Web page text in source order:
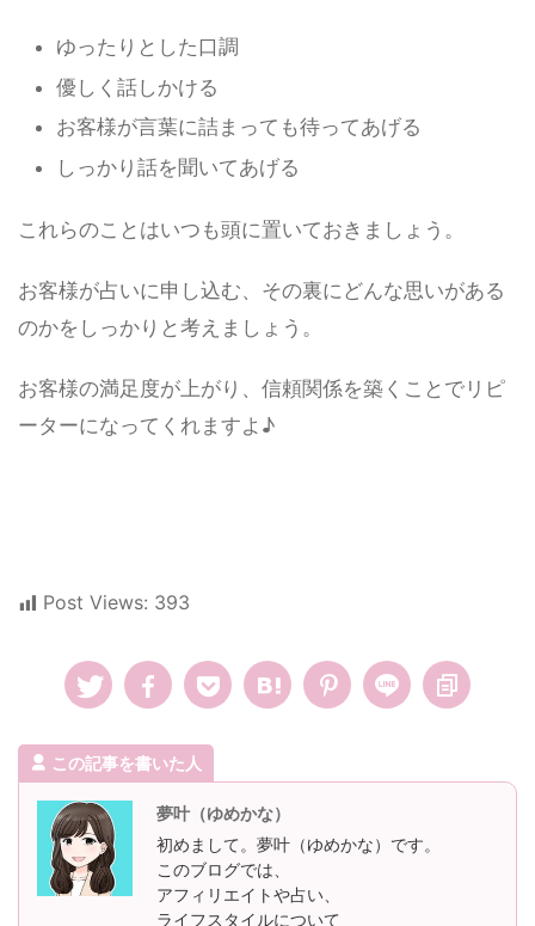
ゆったりとした口調
優しく話しかける
お客様が言葉に詰まっても待ってあげる
しっかり話を聞いてあげる
これらのことはいつも頭に置いておきましょう。
お客様が占いに申し込む、その裏にどんな思いがある
のかをしっかりと考えましょう。
お客様の満足度が上がり、信頼関係を築くことでリピ
ーターになってくれますよ♪
Post Views: 393
この記事を書いた人
夢叶（ゆめかな）
初めまして。夢叶（ゆめかな）です。
このブログでは、
アフィリエイトや占い、
ライフスタイルについて